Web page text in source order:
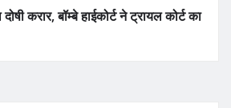
करार, बॉम्बे हाईकोर्ट ने ट्रायल कोर्ट का